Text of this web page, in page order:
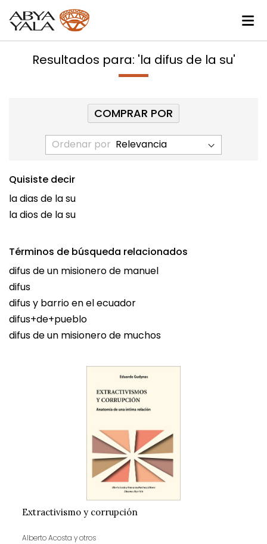
Resultados para: 'la difus de la su'
Ordenar por
Quisiste decir
la dias de la su
la dios de la su
Términos de búsqueda relacionados
difus de un misionero de manuel
difus
difus y barrio en el ecuador
difus+de+pueblo
difus de un misionero de muchos
Extractivismo y corrupción
Alberto Acosta y otros
COMPRAR POR